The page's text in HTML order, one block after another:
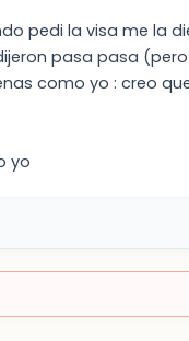
pedi la visa me la
pasa pasa
como yo : creo
yo